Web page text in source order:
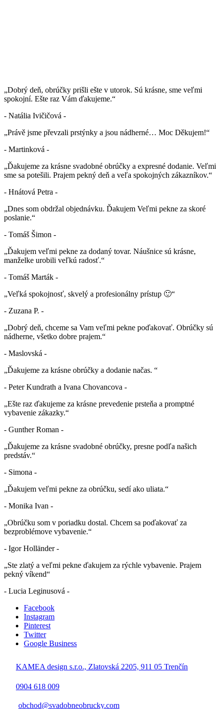
„Dobrý deň, obrúčky prišli ešte v utorok. Sú krásne, sme veľmi
spokojní. Ešte raz Vám ďakujeme.“
- Natália Ivičičová -
„Právě jsme převzali prstýnky a jsou nádherné… Moc Děkujem!“
- Martinková -
„Ďakujeme za krásne svadobné obrúčky a expresné dodanie. Veľmi
sme sa potešili. Prajem pekný deň a veľa spokojných zákazníkov.“
- Hnátová Petra -
„Dnes som obdržal objednávku. Ďakujem Veľmi pekne za skoré
poslanie.“
- Tomáš Šimon -
„Ďakujem veľmi pekne za dodaný tovar. Náušnice sú krásne,
manželke urobili veľkú radosť.“
- Tomáš Marták -
„Veľká spokojnosť, skvelý a profesionálny prístup 🙂“
- Zuzana P. -
„Dobrý deň, chceme sa Vam veľmi pekne poďakovať. Obrúčky sú
nádherne, všetko dobre prajem.“
- Maslovská -
„Ďakujeme za krásne obrúčky a dodanie načas. “
- Peter Kundrath a Ivana Chovancova -
„Ešte raz ďakujeme za krásne prevedenie prsteňa a promptné
vybavenie zákazky.“
- Gunther Roman -
„Ďakujeme za krásne svadobné obrúčky, presne podľa našich
predstáv.“
- Simona -
„Ďakujem veľmi pekne za obrúčku, sedí ako uliata.“
- Monika Ivan -
„Obrúčku som v poriadku dostal. Chcem sa poďakovať za
bezproblémove vybavenie.“
- Igor Holländer -
„Ste zlatý a veľmi pekne ďakujem za rýchle vybavenie. Prajem
pekný víkend“
- Lucia Leginusová -
Facebook
Instagram
Pinterest
Twitter
Google Business
KAMEA design s.r.o., Zlatovská 2205, 911 05 Trenčín
0904 618 009
obchod@svadobneobrucky.com